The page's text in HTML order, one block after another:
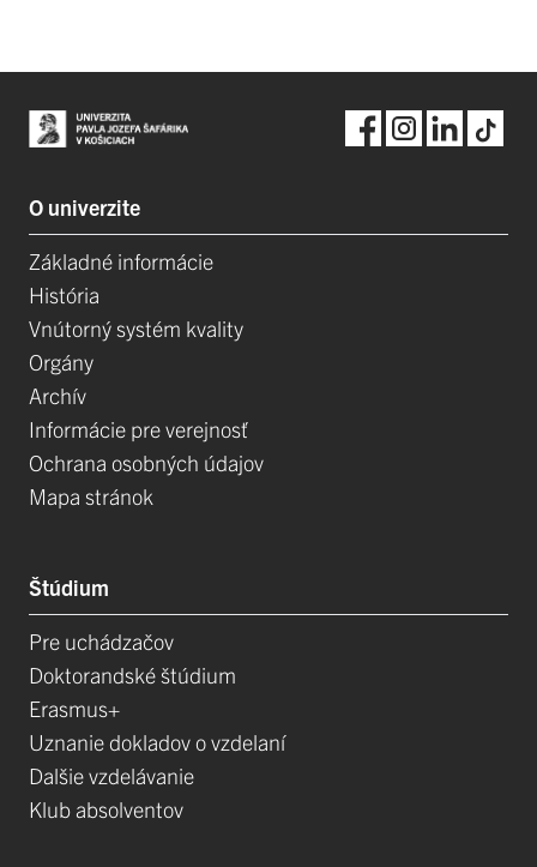
O univerzite
Základné informácie
História
Vnútorný systém kvality
Orgány
Archív
Informácie pre verejnosť
Ochrana osobných údajov
Mapa stránok
Štúdium
Pre uchádzačov
Doktorandské štúdium
Erasmus+
Uznanie dokladov o vzdelaní
Dalšie vzdelávanie
Klub absolventov